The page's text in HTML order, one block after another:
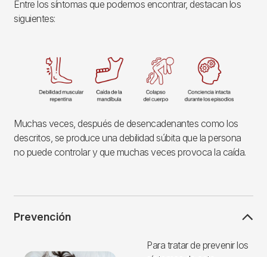
Entre los síntomas que podemos encontrar, destacan los
siguientes:
Muchas veces, después de desencadenantes como los
descritos, se produce una debilidad súbita que la persona
no puede controlar y que muchas veces provoca la caída.
Prevención
Para tratar de prevenir los